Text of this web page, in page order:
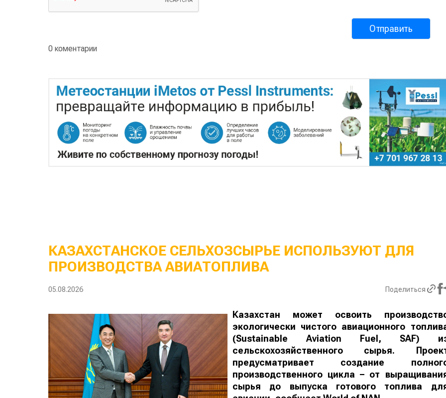
0 коментарии
КАЗАХСТАНСКОЕ СЕЛЬХОЗСЫРЬЕ ИСПОЛЬЗУЮТ ДЛЯ
ПРОИЗВОДСТВА АВИАТОПЛИВА
05.08.2026 Поделиться
Казахстан может освоить
экологически чистого авиационного
(Sustainable Aviation Fuel, SAF)
сельскохозяйственного сырья.
предусматривает создание
производственного цикла – от
сырья до выпуска готового топлива